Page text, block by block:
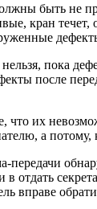
быть не
кран течет,
пока
после
что их
а
передачи
в отдать
вправе